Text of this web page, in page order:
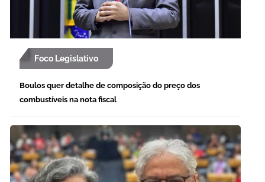
Foco Legislativo
Boulos quer detalhe de composição do preço dos
combustíveis na nota fiscal